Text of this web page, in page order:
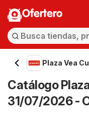
Ofertero
Plaza Vea
Catálogo
31/07/2026 -